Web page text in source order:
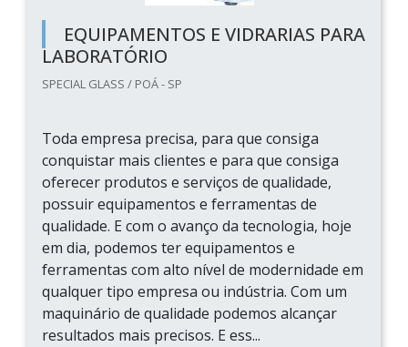
EQUIPAMENTOS E VIDRARIAS PARA
LABORATÓRIO
SPECIAL GLASS / POÁ - SP
Toda empresa precisa, para que consiga
conquistar mais clientes e para que consiga
oferecer produtos e serviços de qualidade,
possuir equipamentos e ferramentas de
qualidade. E com o avanço da tecnologia, hoje
em dia, podemos ter equipamentos e
ferramentas com alto nível de modernidade em
qualquer tipo empresa ou indústria. Com um
maquinário de qualidade podemos alcançar
resultados mais precisos. E ess...